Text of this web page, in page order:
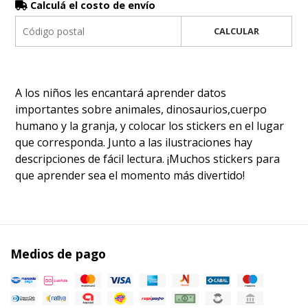
Calculá el costo de envío
CALCULAR
A los niños les encantará aprender datos
importantes sobre animales, dinosaurios,cuerpo
humano y la granja, y colocar los stickers en el lugar
que corresponda. Junto a las ilustraciones hay
descripciones de fácil lectura. ¡Muchos stickers para
que aprender sea el momento más divertido!
Medios de pago